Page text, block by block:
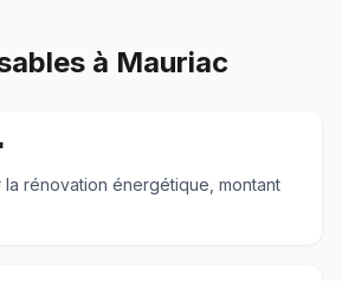
à Mauriac
rénovation énergétique, montant